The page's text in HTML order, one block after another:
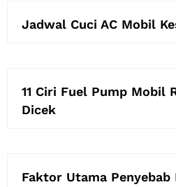
Jadwal Cuci AC Mobil
11 Ciri Fuel Pump Mobil
Dicek
Faktor Utama